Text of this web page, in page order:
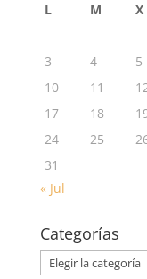
L M X
3
4 5
10
11
17
18
24
25
31
« Jul
Categorías
Categorías